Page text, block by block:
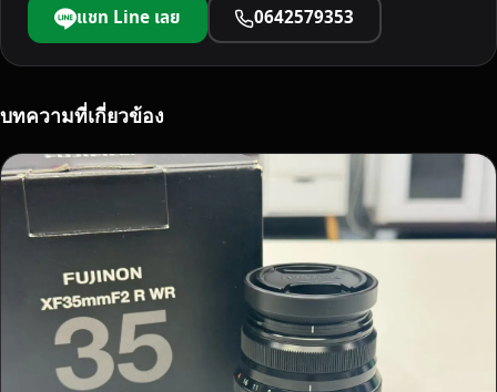
า
ยิ
น
รั
ซื้
อ
ม
จ่
า
ย
แชท Line เลย 0642579353
บทความที่เกี่ยวข้อง